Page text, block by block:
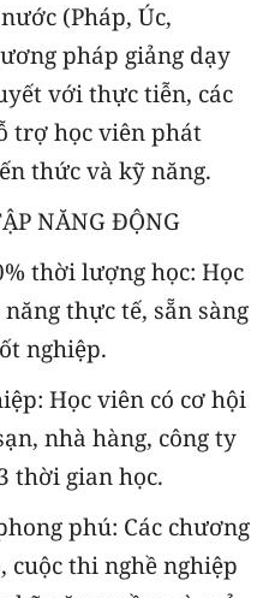
(Pháp, Úc,
pháp giảng dạy
với thực tiễn, các
trợ học viên phát
thức và kỹ năng.
NĂNG ĐỘNG
thời lượng học: Học
thực tế, sẵn sàng
nghiệp.
Học viên có cơ hội
nhà hàng, công ty
thời gian học.
phú: Các chương
thi nghề nghiệp